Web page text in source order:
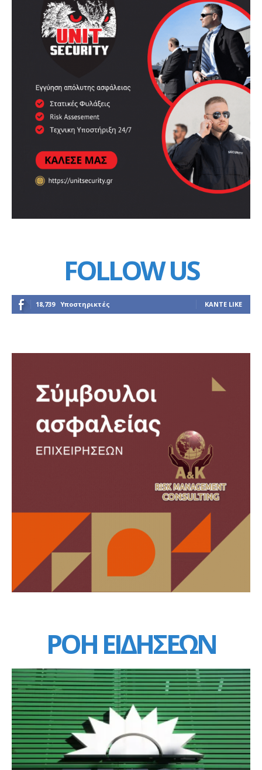
FOLLOW US
18,739 Υποστηρικτές ΚΆΝΤΕ LIKE
ΡΟΗ ΕΙΔΗΣΕΩΝ